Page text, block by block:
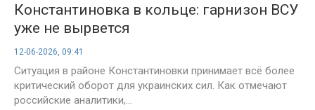
Константиновка в кольце: гарнизон ВСУ
уже не вырвется
12-06-2026, 09:41
Ситуация в районе Константиновки принимает всё более
критический оборот для украинских сил. Как отмечают
российские аналитики,...